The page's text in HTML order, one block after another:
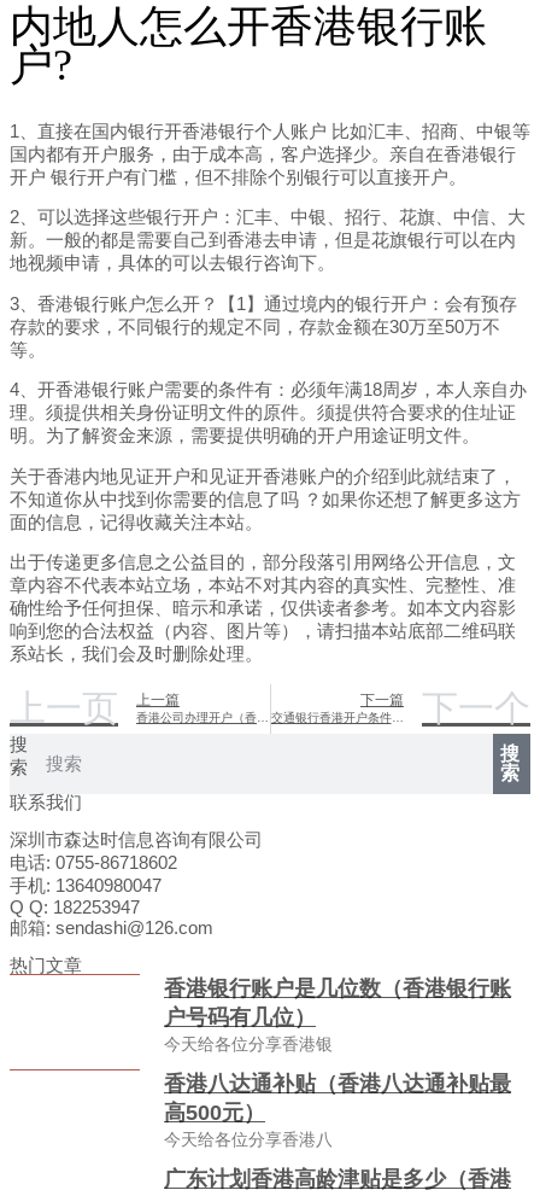
内地人怎么开香港银行账
户?
1、直接在国内银行开香港银行个人账户 比如汇丰、招商、中银等
国内都有开户服务，由于成本高，客户选择少。亲自在香港银行
开户 银行开户有门槛，但不排除个别银行可以直接开户。
2、可以选择这些银行开户：汇丰、中银、招行、花旗、中信、大
新。一般的都是需要自己到香港去申请，但是花旗银行可以在内
地视频申请，具体的可以去银行咨询下。
3、香港银行账户怎么开？【1】通过境内的银行开户：会有预存
存款的要求，不同银行的规定不同，存款金额在30万至50万不
等。
4、开香港银行账户需要的条件有：必须年满18周岁，本人亲自办
理。须提供相关身份证明文件的原件。须提供符合要求的住址证
明。为了解资金来源，需要提供明确的开户用途证明文件。
关于香港内地见证开户和见证开香港账户的介绍到此就结束了，
不知道你从中找到你需要的信息了吗 ？如果你还想了解更多这方
面的信息，记得收藏关注本站。
出于传递更多信息之公益目的，部分段落引用网络公开信息，文
章内容不代表本站立场，本站不对其内容的真实性、完整性、准
确性给予任何担保、暗示和承诺，仅供读者参考。如本文内容影
响到您的合法权益（内容、图片等），请扫描本站底部二维码联
系站长，我们会及时删除处理。
上一页 上一篇 下一篇
交通银行香港开户条件（交通银行开香港卡） 下一个
搜
索
搜
索
联系我们
深圳市森达时信息咨询有限公司
电话: 0755-86718602
手机: 13640980047
Q Q: 182253947
邮箱: sendashi@126.com
热门文章
香港银行账户是几位数（香港银行账
户号码有几位）
今天给各位分享香港银
香港八达通补贴（香港八达通补贴最
高500元）
今天给各位分享香港八
广东计划香港高龄津贴是多少（香港